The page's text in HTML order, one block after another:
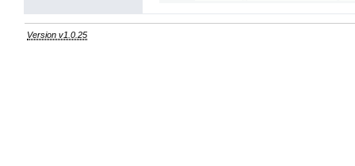
Version v1.0.25